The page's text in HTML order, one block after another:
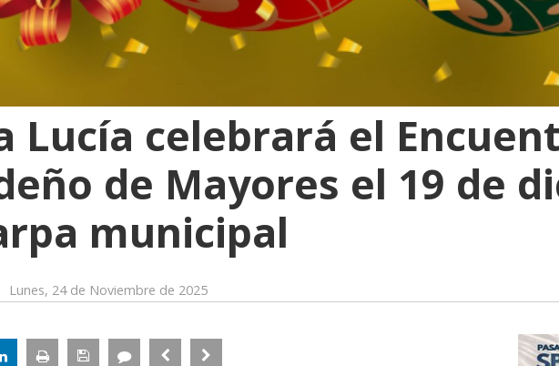
Lucía celebrará el
de Mayores el 19 de
municipal
Lunes, 24 de Noviembre de 2025